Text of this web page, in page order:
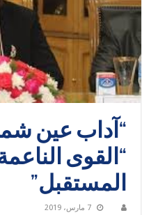
“آداب عين
“القوى
المستقبل”
7 مارس، 2019